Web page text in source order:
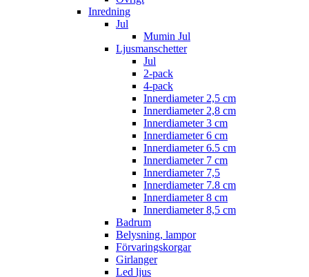
Inredning
Jul
Mumin Jul
Ljusmanschetter
Jul
2-pack
4-pack
Innerdiameter 2,5 cm
Innerdiameter 2,8 cm
Innerdiameter 3 cm
Innerdiameter 6 cm
Innerdiameter 6.5 cm
Innerdiameter 7 cm
Innerdiameter 7,5
Innerdiameter 7.8 cm
Innerdiameter 8 cm
Innerdiameter 8,5 cm
Badrum
Belysning, lampor
Förvaringskorgar
Girlanger
Led ljus